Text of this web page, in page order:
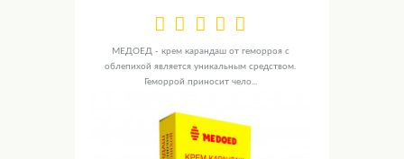
МЕДОЕД - крем карандаш от геморроя с
облепихой является уникальным средством.
Геморрой приносит чело...